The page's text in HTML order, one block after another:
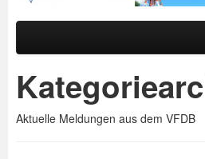
Hauptmenü
Der Verein
Referate
Aktuelle Meldungen aus dem VFDB